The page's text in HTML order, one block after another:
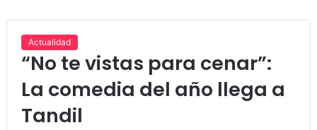
Actualidad
“No te vistas para cenar”:
La comedia del año llega a
Tandil